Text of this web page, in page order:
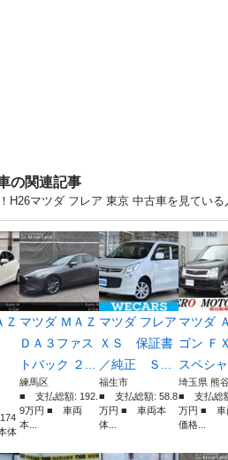
の関連記事
H26マツダ フレア 東京 中古車を見ている
Ｚ
体
マツダ ＭＡＺ
ＤＡ３ファス
トバック ２...
練馬区
■ 支払総額: 192.
9万円 ■ 車両
本...
マツダ フレア
ＸＳ 保証書
／純正 Ｓ...
福生市
■ 支払総額: 58.8
万円 ■ 車両本
体...
マツダ
ゴン Ｆ
スペシャ
埼玉県 熊谷
■ 支払総
万円 ■ 車
価格...